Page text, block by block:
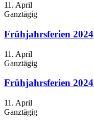
11. April
Ganztägig
Frühjahrsferien 2024
11. April
Ganztägig
Frühjahrsferien 2024
11. April
Ganztägig